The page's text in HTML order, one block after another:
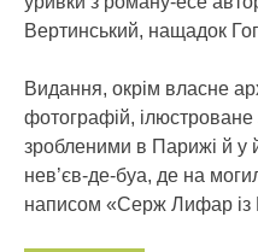
Вертинський, нащадок
Видання, окрім власне
фотографій, ілюстроване
зробленими в Парижі й у
нев’єв-де-буа, де на
написом «Серж Лифар із